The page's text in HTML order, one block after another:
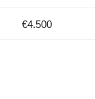
€4.500